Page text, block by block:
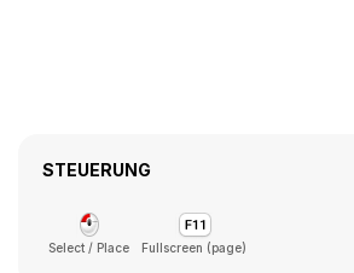
STEUERUNG
Select / Place Fullscreen (page)